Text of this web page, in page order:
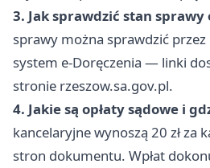
3. Jak sprawdzić stan sprawy
sprawy można sprawdzić
system e-Doręczenia — linki
stronie rzeszow.sa.gov.pl.
4. Jakie są opłaty sądowe i
kancelaryjne wynoszą 20 zł za
stron dokumentu. Wpłat